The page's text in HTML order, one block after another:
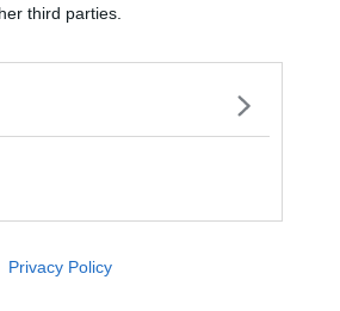
third parties.
Privacy Policy